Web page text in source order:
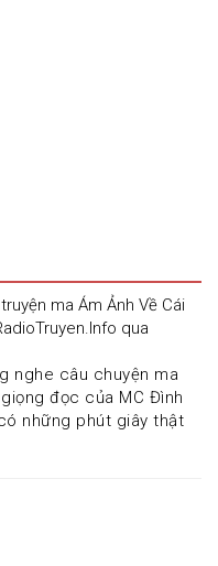
ma Ám Ảnh Về Cái
qua
nghe câu chuyện ma
đọc của MC Đình
những phút giây thật